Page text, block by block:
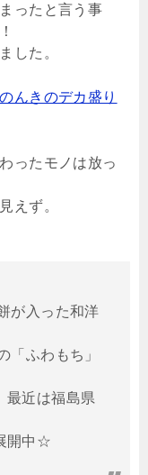
ったと言う事
した。
んきのデカ盛り
ったモノは放っ
えず。
が入った和洋
「ふわもち」
最近は福島県
開中☆